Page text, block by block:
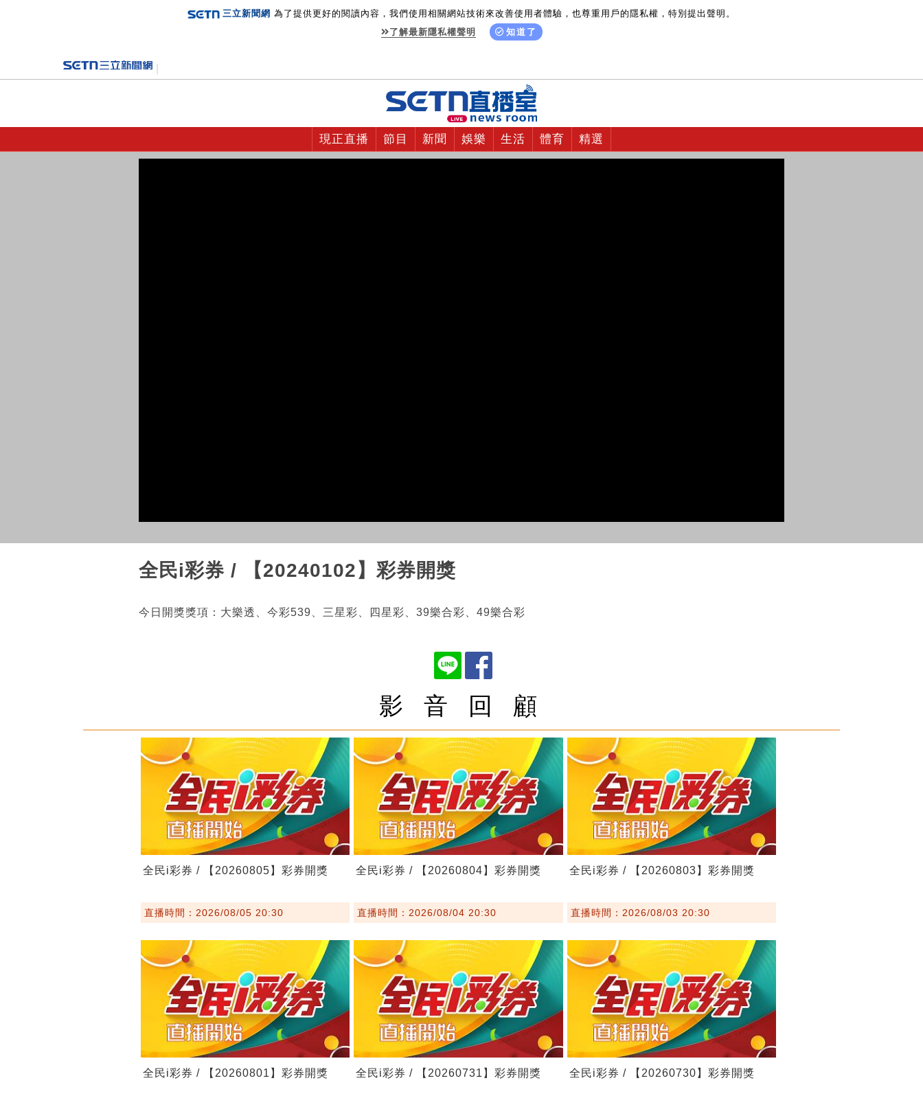
三立新聞網 為了提供更好的閱讀內容，我們使用相關網站技術來改善使用者體驗，也尊重用戶的隱私權，特別提出聲明。
了解最新隱私權聲明
知道了
現正直播 節目 新聞 娛樂 生活 體育 精選
全民i彩券 / 【20240102】彩券開獎
今日開獎獎項：大樂透、今彩539、三星彩、四星彩、39樂合彩、49樂合彩
影 音 回 顧
全民i彩券 / 【20260805】彩券開獎
直播時間：2026/08/05 20:30
全民i彩券 / 【20260804】彩券開獎
直播時間：2026/08/04 20:30
全民i彩券 / 【20260803】彩券開獎
直播時間：2026/08/03 20:30
全民i彩券 / 【20260801】彩券開獎 全民i彩券 / 【20260731】彩券開獎 全民i彩券 / 【20260730】彩券開獎